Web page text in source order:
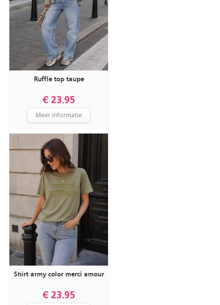
Ruffle top taupe
€ 23.95
Meer informatie
Shirt army color merci amour
€ 23.95